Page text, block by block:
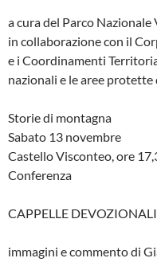
a cura del Parco Nazionale
in collaborazione con il
e i Coordinamenti
nazionali e le aree protette
Storie di montagna
Sabato 13 novembre
Castello Visconteo, ore
Conferenza
CAPPELLE
immagini e commento di